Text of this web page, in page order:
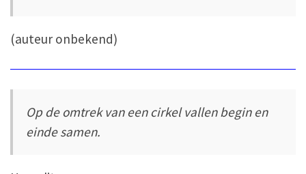
(auteur onbekend)
Op de omtrek van een cirkel vallen begin en
einde samen.